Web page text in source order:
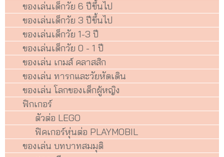
ของเล่นเด็กวัย 6 ปีขึ้นไป
ของเล่นเด็กวัย 3 ปีขึ้นไป
ของเล่นเด็กวัย 1-3 ปี
ของเล่นเด็กวัย 0 - 1 ปี
ของเล่น เกมส์ คลาสสิก
ของเล่น ทารกและวัยหัดเดิน
ของเล่น โลกของเด็กผู้หญิง
ฟิกเกอร์
ตัวต่อ LEGO
ฟิคเกอร์หุ่นต่อ PLAYMOBIL
ของเล่น บทบาทสมมุติ